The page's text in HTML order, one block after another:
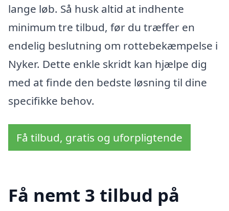
lange løb. Så husk altid at indhente
minimum tre tilbud, før du træffer en
endelig beslutning om rottebekæmpelse i
Nyker. Dette enkle skridt kan hjælpe dig
med at finde den bedste løsning til dine
specifikke behov.
Få tilbud, gratis og uforpligtende
Få nemt 3 tilbud på